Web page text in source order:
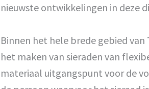
nieuwste ontwikkelingen in deze
Binnen het hele brede gebied
het maken van sieraden van
materiaal uitgangspunt voor de